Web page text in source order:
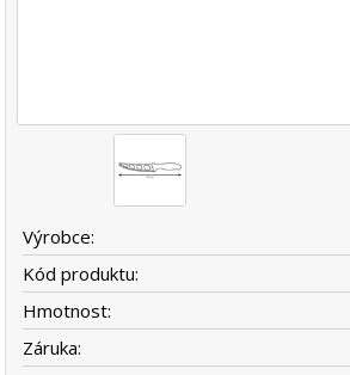
Výrobce:
Kód produktu:
Hmotnost:
Záruka: